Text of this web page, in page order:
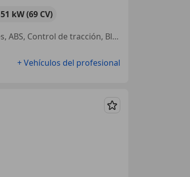
51 kW (69 CV)
Llantas de aleación, Climatizador automático, Faros antiniebla, Airbags laterales, ABS, Control de tracción, Bluetooth, Airbag acompañante
+ Vehículos del profesional
Guardar